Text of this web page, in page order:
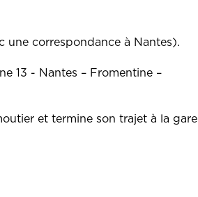
une correspondance à Nantes).
13 - Nantes – Fromentine –
et termine son trajet à la gare